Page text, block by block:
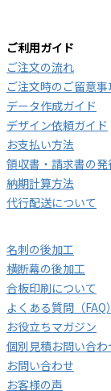
ご利用ガイド
ご注文の流れ
ご注文時のご留意事
データ作成ガイド
デザイン依頼ガイド
お支払い方法
領収書・請求書の発
納期計算方法
代行配送について
名刺の後加工
横断幕の後加工
合板印刷について
よくある質問（FAQ）
お役立ちマガジン
個別見積お問い合わ
お問い合わせ
お客様の声